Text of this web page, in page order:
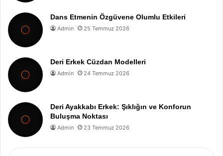
Dans Etmenin Özgüvene Olumlu Etkileri
Admin 25 Temmuz 2026
Deri Erkek Cüzdan Modelleri
Admin 24 Temmuz 2026
Deri Ayakkabı Erkek: Şıklığın ve Konforun
Buluşma Noktası
Admin 23 Temmuz 2026